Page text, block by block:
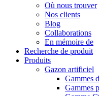
Où nous trouver
Nos clients
Blog
Collaborations
En mémoire de
Recherche de produit
Produits
Gazon artificiel
Gammes
Gammes